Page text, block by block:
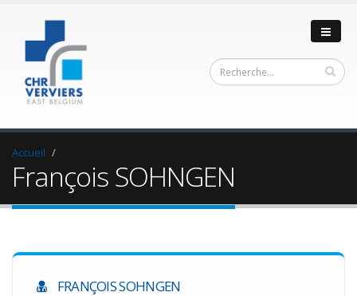
Accueil
François SOHNGEN
FRANÇOIS SOHNGEN